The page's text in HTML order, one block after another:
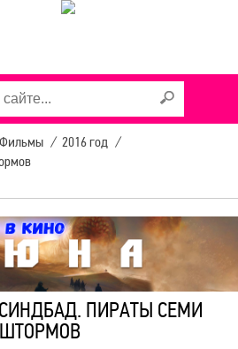
Фильмы / 2016 год /
ПИРАТЫ СЕМИ
ШТОРМОВ